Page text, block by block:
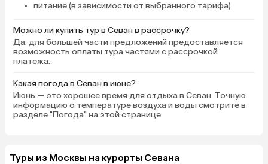
питание (в зависимости от выбранного тарифа)
Можно ли купить тур в Севан в рассрочку?
Да, для большей части предложений предоставляется
возможность оплаты тура частями с рассрочкой
платежа.
Какая погода в Севан в июне?
Июнь — это хорошее время для отдыха в Севан. Точную
информацию о температуре воздуха и воды смотрите в
разделе "Погода" на этой странице.
Туры из Москвы на курорты Севана